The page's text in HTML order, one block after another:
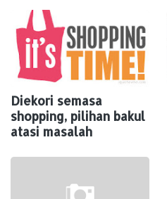
Diekori semasa
shopping, pilihan bakul
atasi masalah